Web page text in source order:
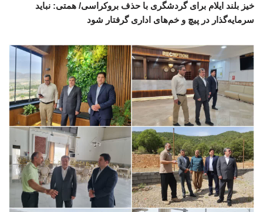
خیز بلند ایلام برای گردشگری با حذف بروکراسی/ همتی: نباید
سرمایه‌گذار در پیچ و خم‌های اداری گرفتار شود